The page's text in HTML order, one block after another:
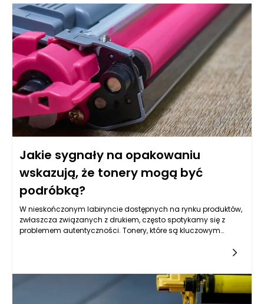
Jakie sygnały na opakowaniu
wskazują, że tonery mogą być
podróbką?
W nieskończonym labiryncie dostępnych na rynku produktów,
zwłaszcza związanych z drukiem, często spotykamy się z
problemem autentyczności. Tonery, które są kluczowym
opakowaniach tonerów może zaoszczędzić nie tylko
pieniądze, ale również czas oraz problemy związane z niską